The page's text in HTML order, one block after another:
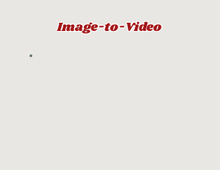
Image-to-Video